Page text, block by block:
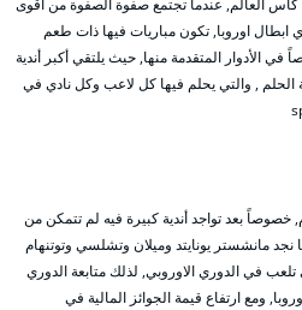
ابطال اوروبا, تكون مباريات فيها ذات طعم
الأدوار المتقدمة منها, حيث يلتقي أكبر أندية
الحلم , والتي يحلم فيها كل لاعب وكل نادي في
خصوصاً بعد تواجد أندية كبيرة فيه لم تتمكن من
مانشستر يونايتد وميلان وتشلسي وتوتنهام
تلعب في الدوري الاوروبي, لذلك متابعة الدوري
ومع ارتفاع قيمة الجوائز المالية في